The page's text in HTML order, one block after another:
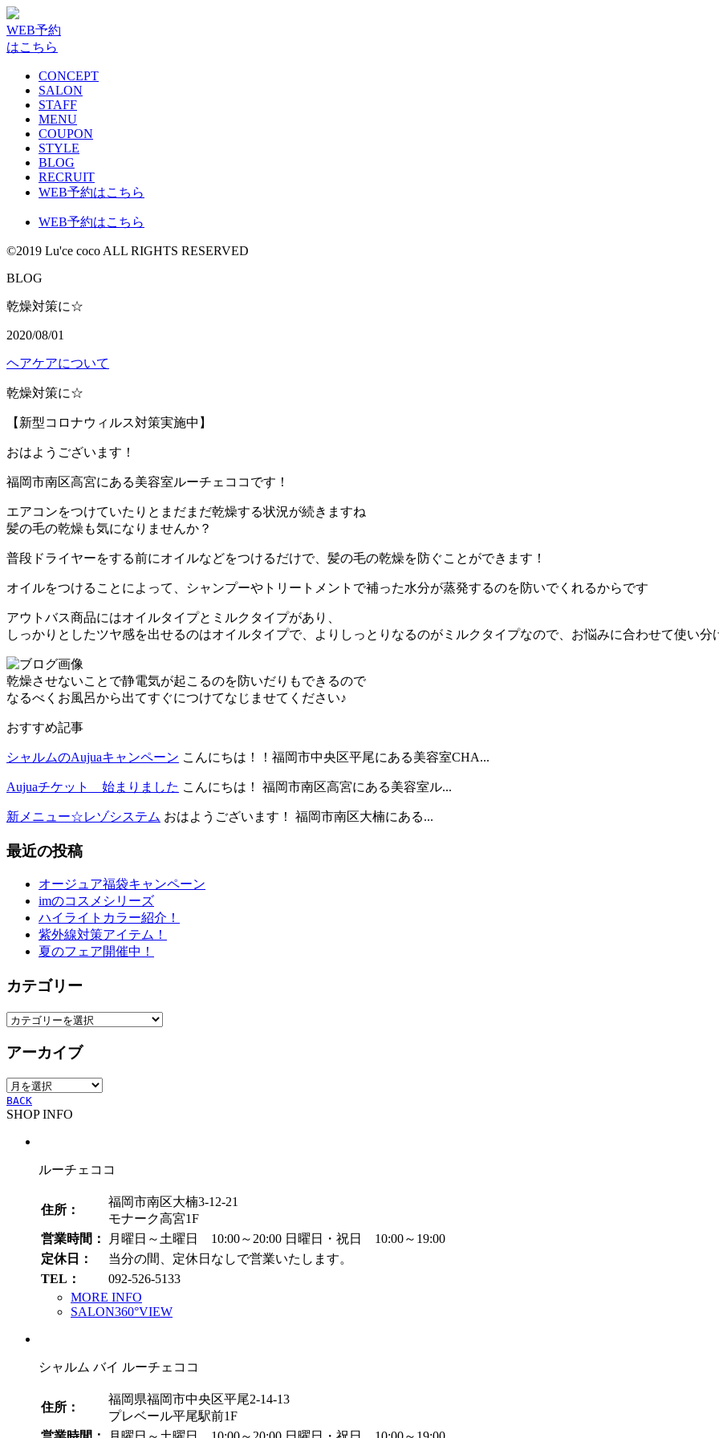
WEB予約
はこちら
CONCEPT
SALON
STAFF
MENU
COUPON
STYLE
BLOG
RECRUIT
WEB予約はこちら
WEB予約はこちら
©2019 Lu'ce coco ALL RIGHTS RESERVED
BLOG
乾燥対策に☆
2020/08/01
ヘアケアについて
乾燥対策に☆
【新型コロナウィルス対策実施中】
おはようございます！
福岡市南区高宮にある美容室ルーチェココです！
エアコンをつけていたりとまだまだ乾燥する状況が続きますね
髪の毛の乾燥も気になりませんか？
普段ドライヤーをする前にオイルなどをつけるだけで、髪の毛の乾燥を防ぐことができます！
オイルをつけることによって、シャンプーやトリートメントで補った水分が蒸発するのを防いでくれるからです
アウトバス商品にはオイルタイプとミルクタイプがあり、
しっかりとしたツヤ感を出せるのはオイルタイプで、よりしっとりなるのがミルクタイプなので、お悩みに合わせて使い分
乾燥させないことで静電気が起こるのを防いだりもできるので
なるべくお風呂から出てすぐにつけてなじませてください♪
おすすめ記事
シャルムのAujuaキャンペーン こんにちは！！福岡市中央区平尾にある美容室CHA...
Aujuaチケット 始まりました こんにちは！ 福岡市南区高宮にある美容室ル...
新メニュー☆レゾシステム おはようございます！ 福岡市南区大楠にある...
最近の投稿
オージュア福袋キャンペーン
imのコスメシリーズ
ハイライトカラー紹介！
紫外線対策アイテム！
夏のフェア開催中！
カテゴリー
カ
ゴ
ー
アーカイブ
ア
ー
カ
BACK
SHOP INFO
ルーチェココ
住所：
福岡市南区大楠3-12-21
モナーク高宮1F
営業時間：
月曜日～土曜日 10:00～20:00 日曜日・祝日 10:00～19:00
定休日：
当分の間、定休日なしで営業いたします。
TEL：
092-526-5133
MORE INFO
SALON360°VIEW
シャルム バイ ルーチェココ
住所：
福岡県福岡市中央区平尾2-14-13
プレベール平尾駅前1F